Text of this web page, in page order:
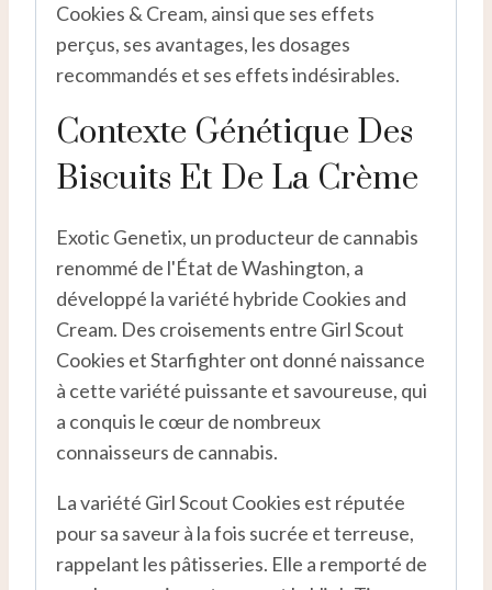
Cookies & Cream, ainsi que ses effets
perçus, ses avantages, les dosages
recommandés et ses effets indésirables.
Contexte Génétique Des
Biscuits Et De La Crème
Exotic Genetix, un producteur de cannabis
renommé de l'État de Washington, a
développé la variété hybride Cookies and
Cream. Des croisements entre Girl Scout
Cookies et Starfighter ont donné naissance
à cette variété puissante et savoureuse, qui
a conquis le cœur de nombreux
connaisseurs de cannabis.
La variété Girl Scout Cookies est réputée
pour sa saveur à la fois sucrée et terreuse,
rappelant les pâtisseries. Elle a remporté de